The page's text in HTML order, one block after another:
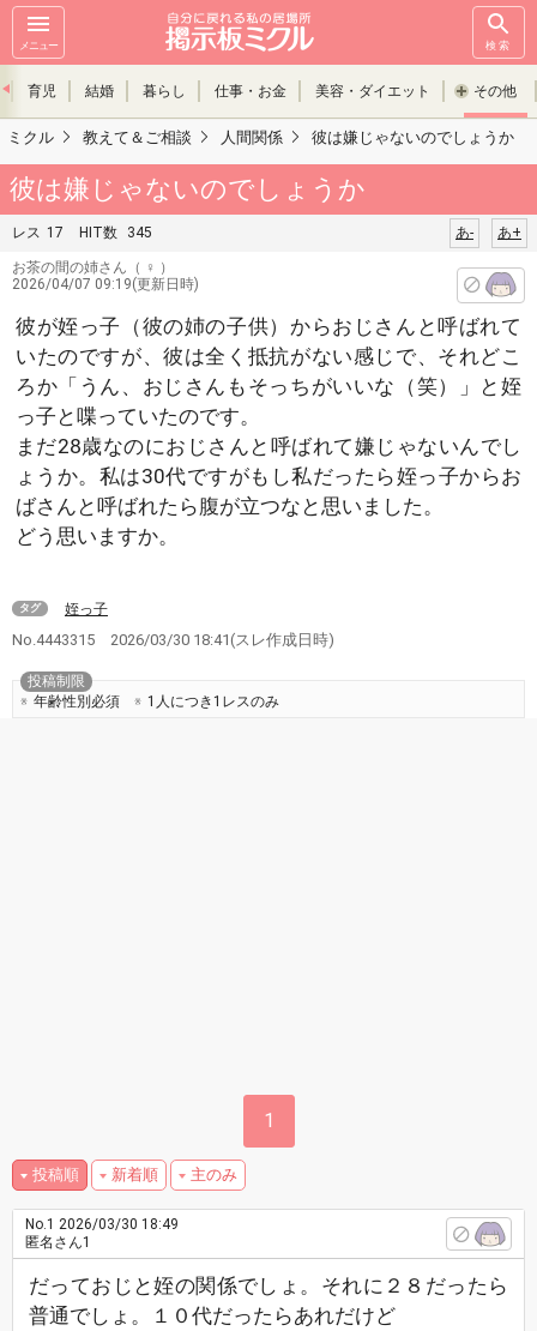
メニュー 検索
育児 結婚 暮らし 仕事・お金 美容・ダイエット その他
ミクル 教えて＆ご相談 人間関係 彼は嫌じゃないのでしょうか
彼は嫌じゃないのでしょうか
レス 17 HIT数 345 あ+
あ-
お茶の間の姉さん （ ♀ ）
2026/04/07 09:19(更新日時)
彼が姪っ子（彼の姉の子供）からおじさんと呼ばれて
いたのですが、彼は全く抵抗がない感じで、それどこ
ろか「うん、おじさんもそっちがいいな（笑）」と姪
っ子と喋っていたのです。
まだ28歳なのにおじさんと呼ばれて嫌じゃないんでし
ょうか。私は30代ですがもし私だったら姪っ子からお
ばさんと呼ばれたら腹が立つなと思いました。
どう思いますか。
タグ 姪っ子
No.4443315 2026/03/30 18:41 (スレ作成日時)
投稿制限
年齢性別必須
1人につき1レスのみ
1
投稿順 新着順 主のみ
No.1 2026/03/30 18:49
匿名さん1
だっておじと姪の関係でしょ。それに２８だったら
普通でしょ。１０代だったらあれだけど